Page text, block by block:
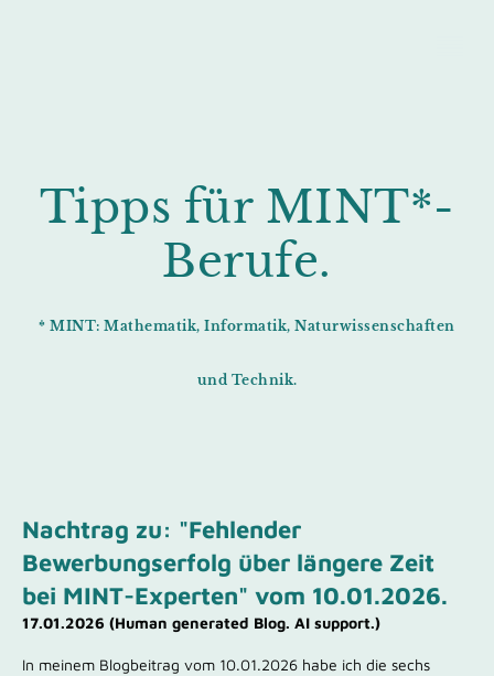
Tipps für MINT*-
Berufe.
* MINT: Mathematik, Informatik, Naturwissenschaften
und Technik.
Nachtrag zu: "Fehlender
Bewerbungserfolg über längere Zeit
bei MINT-Experten" vom 10.01.2026.
17.01.2026 (Human generated Blog. AI support.)
In meinem Blogbeitrag vom 10.01.2026 habe ich die sechs